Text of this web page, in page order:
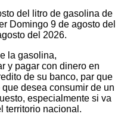
del litro de gasolina de
Domingo 9 de agosto del
del 2026.
la gasolina,
y pagar con dinero en
de su banco, par que
desea consumir de un
especialmente si va
territorio nacional.